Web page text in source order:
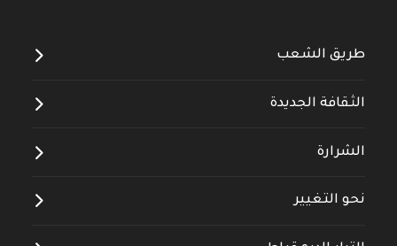
طريق الشعب
الثقافة الجديدة
الشرارة
نحو التغيير